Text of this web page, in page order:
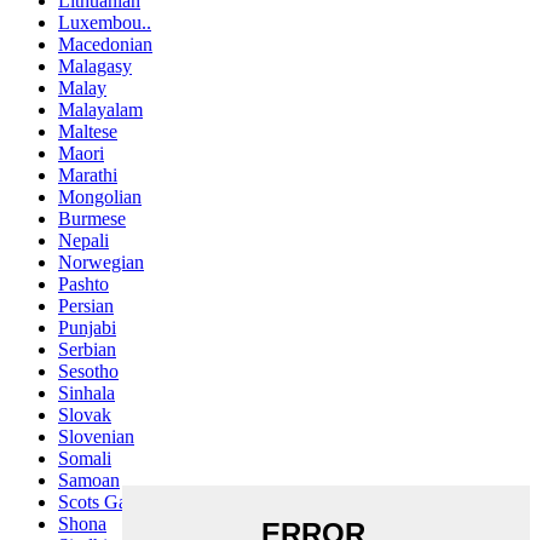
Luxembou..
Macedonian
Malagasy
Malay
Malayalam
Maltese
Maori
Marathi
Mongolian
Burmese
Nepali
Norwegian
Pashto
Persian
Punjabi
Serbian
Sesotho
Sinhala
Slovak
Slovenian
Somali
Samoan
Scots Gaelic
Shona